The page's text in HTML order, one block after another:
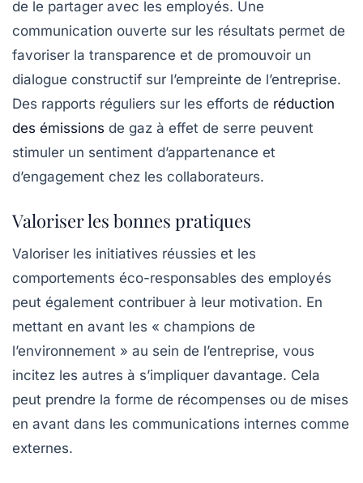
de le partager avec les employés. Une
communication ouverte sur les résultats permet de
favoriser la transparence et de promouvoir un
dialogue constructif sur l’empreinte de l’entreprise.
Des rapports réguliers sur les efforts de réduction
des émissions de gaz à effet de serre peuvent
stimuler un sentiment d’appartenance et
d’engagement chez les collaborateurs.
Valoriser les bonnes pratiques
Valoriser les initiatives réussies et les
comportements éco-responsables des employés
peut également contribuer à leur motivation. En
mettant en avant les « champions de
l’environnement » au sein de l’entreprise, vous
incitez les autres à s’impliquer davantage. Cela
peut prendre la forme de récompenses ou de mises
en avant dans les communications internes comme
externes.